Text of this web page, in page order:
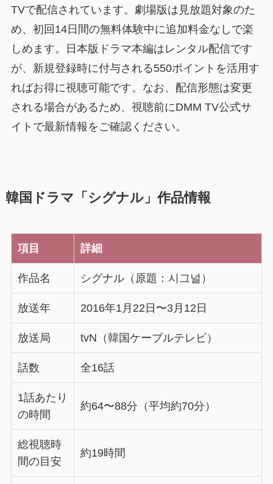
TVで配信されています。劇場版は見放題対象のた
め、初回14日間の無料体験中に追加料金なしで楽
しめます。日本版ドラマ本編はレンタル配信です
が、新規登録時に付与される550ポイントを活用す
ればお得に視聴可能です。なお、配信形態は変更
される場合があるため、視聴前にDMM TV公式サ
イトで最新情報をご確認ください。
韓国ドラマ「シグナル」作品情報
項目 詳細
作品名 シグナル（原題：시그널）
放送年 2016年1月22日〜3月12日
放送局 tvN（韓国ケーブルテレビ）
話数 全16話
1話あたり
の時間
約64〜88分（平均約70分）
総視聴時
間の目安
約19時間